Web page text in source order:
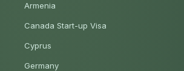
Armenia
Canada Start-up Visa
Cyprus
Germany